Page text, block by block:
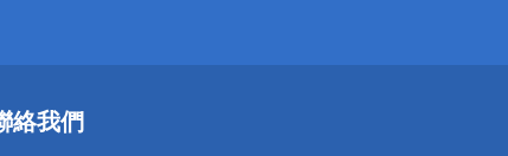
絡我們